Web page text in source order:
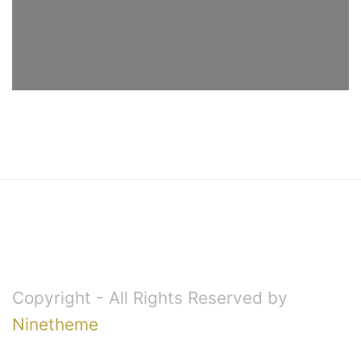
Copyright - All Rights Reserved by
Ninetheme